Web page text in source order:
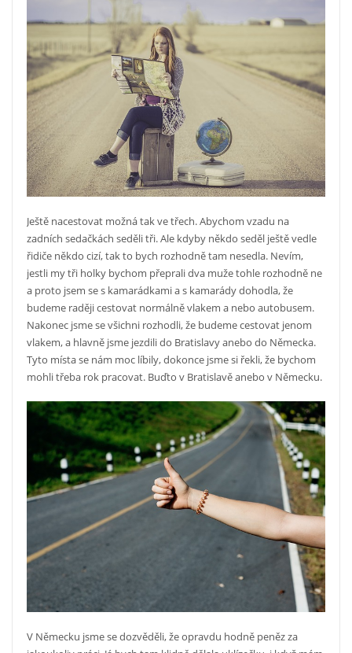
Ještě nacestovat možná tak ve třech. Abychom vzadu na
zadních sedačkách seděli tři. Ale kdyby někdo seděl ještě vedle
řidiče někdo cizí, tak to bych rozhodně tam nesedla. Nevím,
jestli my tři holky bychom přeprali dva muže tohle rozhodně ne
a proto jsem se s kamarádkami a s kamarády dohodla, že
budeme raději cestovat normálně vlakem a nebo autobusem.
Nakonec jsme se všichni rozhodli, že budeme cestovat jenom
vlakem, a hlavně jsme jezdili do Bratislavy anebo do Německa.
Tyto místa se nám moc líbily, dokonce jsme si řekli, že bychom
mohli třeba rok pracovat. Buďto v Bratislavě anebo v Německu.
V Německu jsme se dozvěděli, že opravdu hodně peněz za